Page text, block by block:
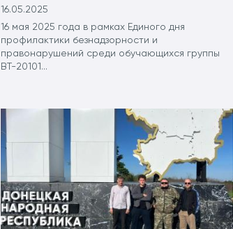
16.05.2025
16 мая 2025 года в рамках Единого дня
профилактики безнадзорности и
правонарушений среди обучающихся группы
ВТ-20101...